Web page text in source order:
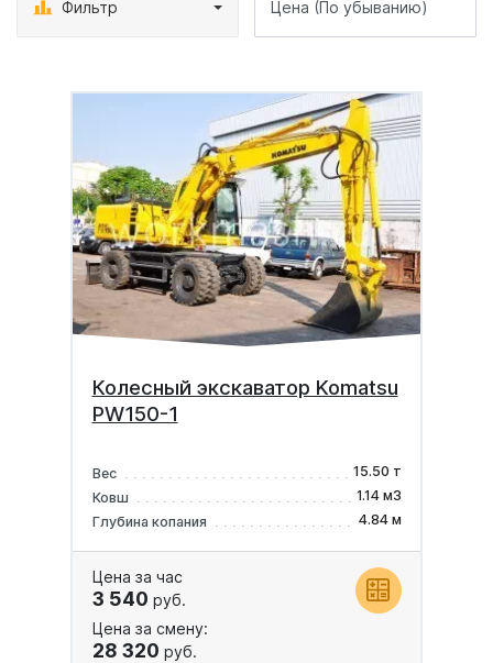
Фильтр
Колесный экскаватор Komatsu
PW150-1
Вес
15.50 т
Ковш
1.14 м3
Глубина копания
4.84 м
Цена за час
3 540 руб.
Цена за смену:
28 320 руб.